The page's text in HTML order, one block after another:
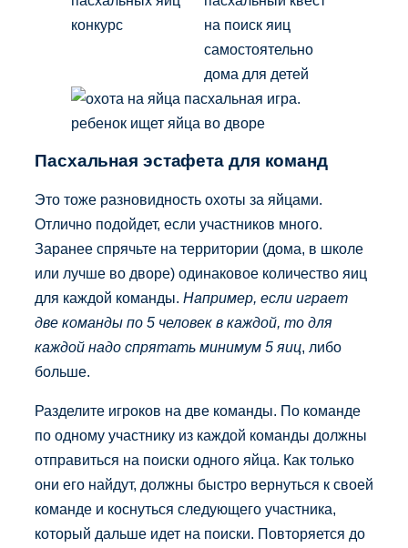
Пасхальная эстафета для команд
Это тоже разновидность охоты за яйцами.
Отлично подойдет, если участников много.
Заранее спрячьте на территории (дома, в школе
или лучше во дворе) одинаковое количество яиц
для каждой команды. Например, если играет
две команды по 5 человек в каждой, то для
каждой надо спрятать минимум 5 яиц, либо
больше.
Разделите игроков на две команды. По команде
по одному участнику из каждой команды должны
отправиться на поиски одного яйца. Как только
они его найдут, должны быстро вернуться к своей
команде и коснуться следующего участника,
который дальше идет на поиски. Повторяется до